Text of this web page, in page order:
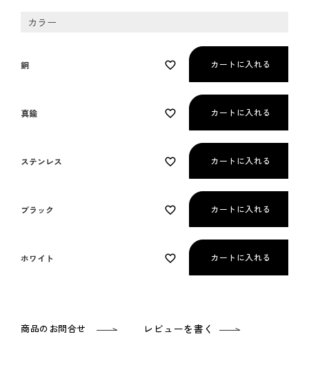
カラー
銅 カートに入れる
真鍮 カートに入れる
ステンレス カートに入れる
ブラック カートに入れる
ホワイト カートに入れる
商品のお問合せ レビューを書く